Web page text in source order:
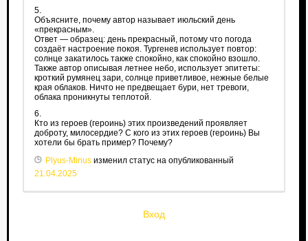
5.
Объясните, почему автор называет июльский день
«прекрасным».
Ответ — образец: день прекрасный, потому что погода
создаёт настроение покоя. Тургенев использует повтор:
солнце закатилось также спокойно, как спокойно взошло.
Также автор описывая летнее небо, использует эпитеты:
кроткий румянец зари, солнце приветливое, нежные белые
края облаков. Ничто не предвещает бури, нет тревоги,
облака проникнуты теплотой.
6.
Кто из героев (героинь) этих произведений проявляет
доброту, милосердие? С кого из этих героев (героинь) Вы
хотели бы брать пример? Почему?
Plyus-Minusизменил статус на опубликованный
21.04.2025
Вход